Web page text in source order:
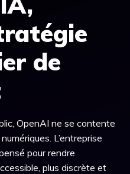
de
OpenAI ne se contente
L’entreprise
pour rendre
plus discrète et